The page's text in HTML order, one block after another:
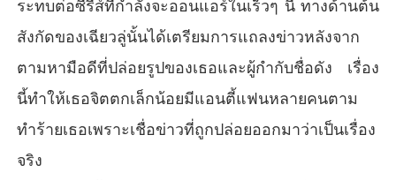
ระทบต่อซีรี่ส์ที่กำลังจะออนแอร์ในเร็วๆ นี้ ทางด้านต้น
สังกัดของเฉียวลู่นั้นได้เตรียมการแถลงข่าวหลังจาก
ตามหามือดีที่ปล่อยรูปของเธอและผู้กำกับชื่อดัง เรื่อง
นี้ทำให้เธอจิตตกเล็กน้อยมีแอนตี้แฟนหลายคนตาม
ทำร้ายเธอเพราะเชื่อข่าวที่ถูกปล่อยออกมาว่าเป็นเรื่อง
จริง